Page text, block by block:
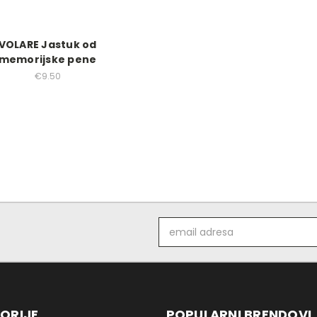
Jastuk od
pene
€9.50
adresa